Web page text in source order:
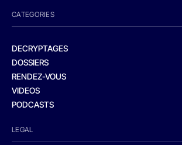
CATEGORIES
DECRYPTAGES
DOSSIERS
RENDEZ-VOUS
VIDEOS
PODCASTS
LEGAL